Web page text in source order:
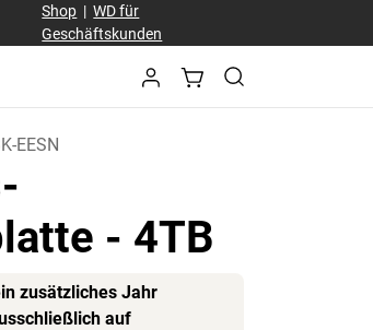
Shop |WD für
Geschäftskunden
EESN
- 4TB
zusätzliches Jahr
auf